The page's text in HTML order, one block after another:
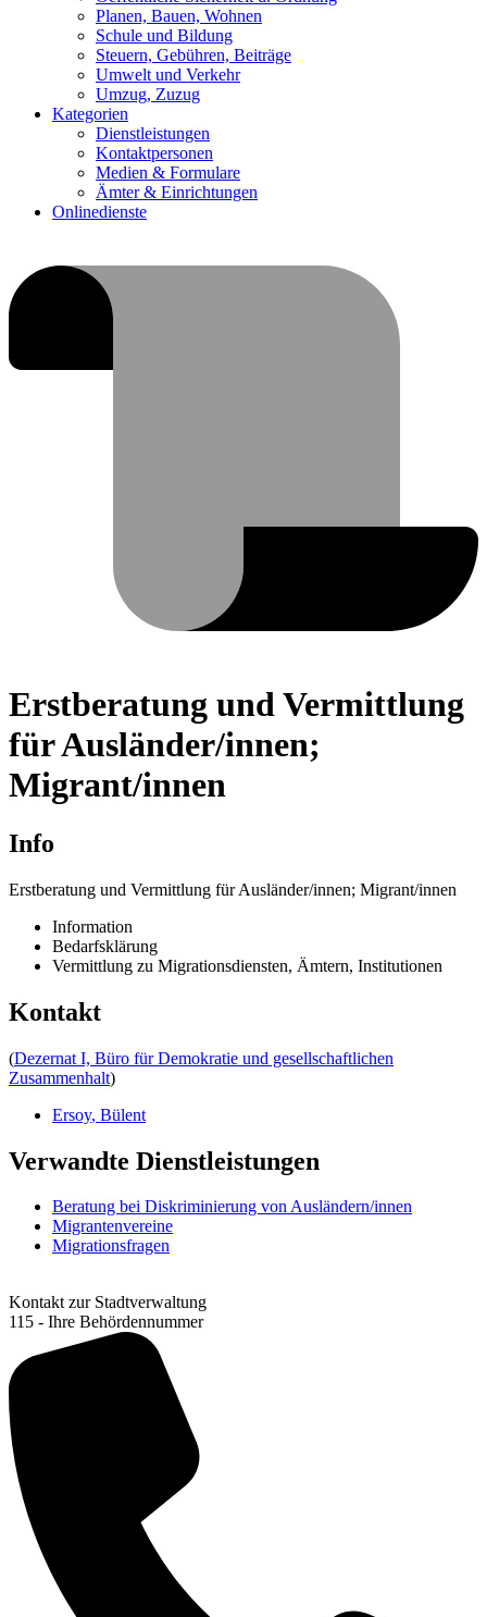
Planen, Bauen, Wohnen
Schule und Bildung
Steuern, Gebühren, Beiträge
Umwelt und Verkehr
Umzug, Zuzug
Kategorien
Dienstleistungen
Kontaktpersonen
Medien & Formulare
Ämter & Einrichtungen
Onlinedienste
Erstberatung und Vermittlung
für Ausländer/innen;
Migrant/innen
Info
Erstberatung und Vermittlung für Ausländer/innen; Migrant/innen
Information
Bedarfsklärung
Vermittlung zu Migrationsdiensten, Ämtern, Institutionen
Kontakt
(Dezernat I, Büro für Demokratie und gesellschaftlichen
Zusammenhalt)
Ersoy, Bülent
Verwandte Dienstleistungen
Beratung bei Diskriminierung von Ausländern/innen
Migrantenvereine
Migrationsfragen
Kontakt zur Stadtverwaltung
115 - Ihre Behördennummer